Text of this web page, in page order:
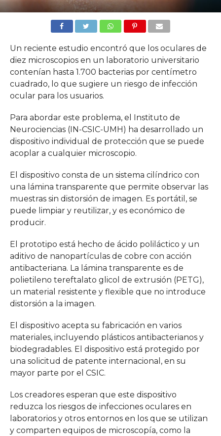
Un reciente estudio encontró que los oculares de
diez microscopios en un laboratorio universitario
contenían hasta 1.700 bacterias por centímetro
cuadrado, lo que sugiere un riesgo de infección
ocular para los usuarios.
Para abordar este problema, el Instituto de
Neurociencias (IN-CSIC-UMH) ha desarrollado un
dispositivo individual de protección que se puede
acoplar a cualquier microscopio.
El dispositivo consta de un sistema cilíndrico con
una lámina transparente que permite observar las
muestras sin distorsión de imagen. Es portátil, se
puede limpiar y reutilizar, y es económico de
producir.
El prototipo está hecho de ácido poliláctico y un
aditivo de nanopartículas de cobre con acción
antibacteriana. La lámina transparente es de
polietileno tereftalato glicol de extrusión (PETG),
un material resistente y flexible que no introduce
distorsión a la imagen.
El dispositivo acepta su fabricación en varios
materiales, incluyendo plásticos antibacterianos y
biodegradables. El dispositivo está protegido por
una solicitud de patente internacional, en su
mayor parte por el CSIC.
Los creadores esperan que este dispositivo
reduzca los riesgos de infecciones oculares en
laboratorios y otros entornos en los que se utilizan
y comparten equipos de microscopía, como la